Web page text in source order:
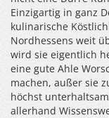
Einzigartig in ganz
kulinarische
Nordhessens weit
wird sie eigentlich
eine gute Ahle
machen, außer sie
höchst
allerhand